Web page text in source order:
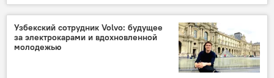
инфляция
Узбекский сотрудник Volvo: будущее
за электрокарами и вдохновленной
молодежью